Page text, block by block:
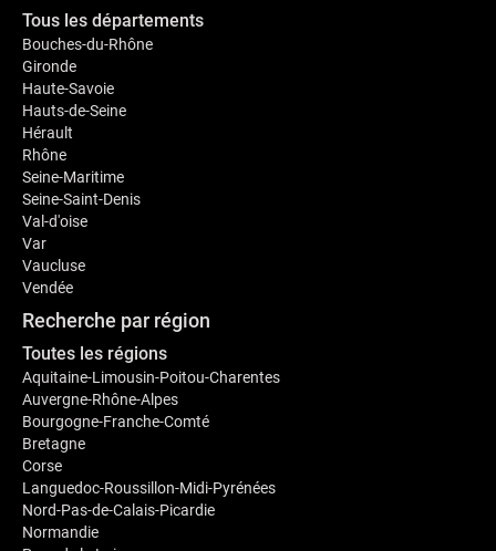
Tous les départements
Bouches-du-Rhône
Gironde
Haute-Savoie
Hauts-de-Seine
Hérault
Rhône
Seine-Maritime
Seine-Saint-Denis
Val-d'oise
Var
Vaucluse
Vendée
Recherche par région
Toutes les régions
Aquitaine-Limousin-Poitou-Charentes
Auvergne-Rhône-Alpes
Bourgogne-Franche-Comté
Bretagne
Corse
Languedoc-Roussillon-Midi-Pyrénées
Nord-Pas-de-Calais-Picardie
Normandie